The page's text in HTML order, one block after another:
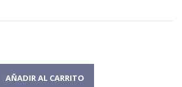
AÑADIR AL CARRITO